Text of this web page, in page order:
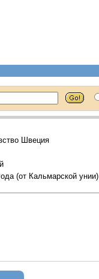
Швеция
(от Кальмарской унии)